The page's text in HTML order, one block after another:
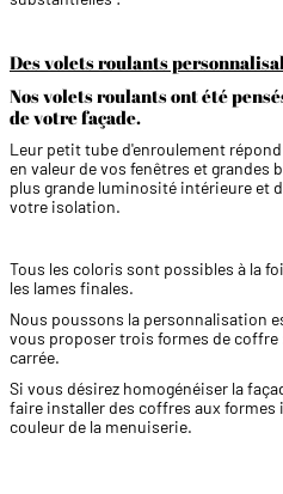
Des volets roulants
Nos volets roulants ont été
de votre façade.
Leur petit tube d'enroulement
en valeur de vos fenêtres et grandes
plus grande luminosité intérieure et
votre isolation.
Tous les coloris sont possibles à la
les lames finales.
Nous poussons la personnalisation
vous proposer trois formes de coffre
carrée.
Si vous désirez homogénéiser la
faire installer des coffres aux formes
couleur de la menuiserie.